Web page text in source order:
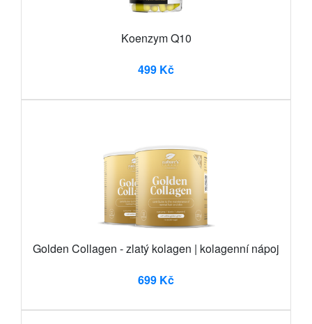
Koenzym Q10
499 Kč
Golden Collagen - zlatý kolagen | kolagenní nápoj
699 Kč